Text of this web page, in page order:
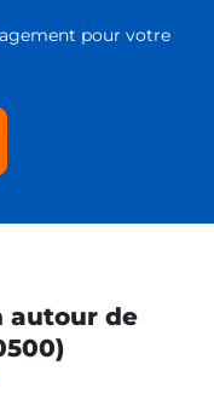
pour votre
autour de